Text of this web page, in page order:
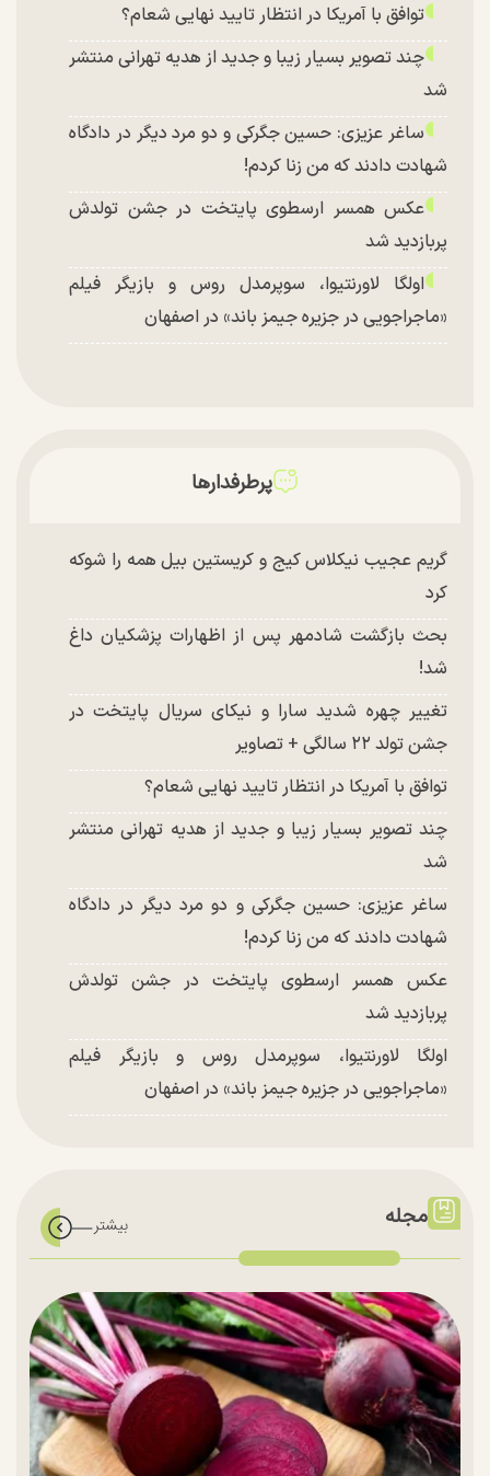
توافق با آمریکا در انتظار تایید نهایی شعام؟
چند تصویر بسیار زیبا و جدید از هدیه تهرانی منتشر
شد
ساغر عزیزی: حسین جگرکی و دو مرد دیگر در دادگاه
شهادت دادند که من زنا کردم!
عکس همسر ارسطوی پایتخت در جشن تولدش
پربازدید شد
اولگا لاورنتیوا، سوپرمدل روس و بازیگر فیلم
«ماجراجویی در جزیره جیمز باند» در اصفهان
پرطرفدارها
گریم عجیب نیکلاس کیج و کریستین بیل همه را شوکه
کرد
بحث بازگشت شادمهر پس از اظهارات پزشکیان داغ
شد!
تغییر چهره شدید سارا و نیکای سریال پایتخت در
جشن تولد ۲۲ سالگی + تصاویر
توافق با آمریکا در انتظار تایید نهایی شعام؟
چند تصویر بسیار زیبا و جدید از هدیه تهرانی منتشر
شد
ساغر عزیزی: حسین جگرکی و دو مرد دیگر در دادگاه
شهادت دادند که من زنا کردم!
عکس همسر ارسطوی پایتخت در جشن تولدش
پربازدید شد
اولگا لاورنتیوا، سوپرمدل روس و بازیگر فیلم
«ماجراجویی در جزیره جیمز باند» در اصفهان
مجله